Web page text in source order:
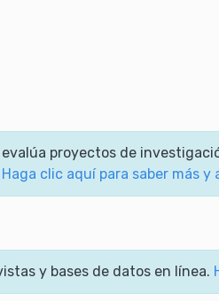
evalúa proyectos de
Haga clic aquí para saber más
y bases de datos en línea.